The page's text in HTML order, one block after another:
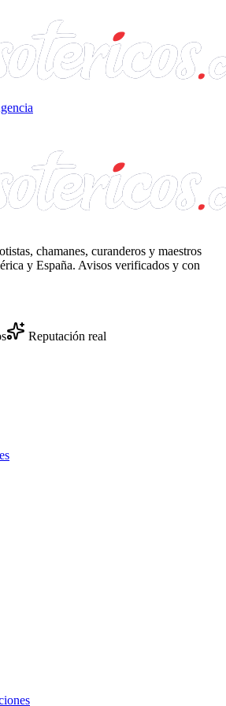
chamanes, curanderos y maestros
y España. Avisos verificados y con
Reputación real